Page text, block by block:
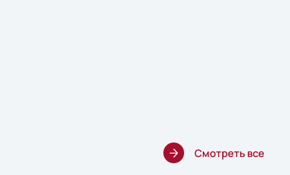
Смотреть все